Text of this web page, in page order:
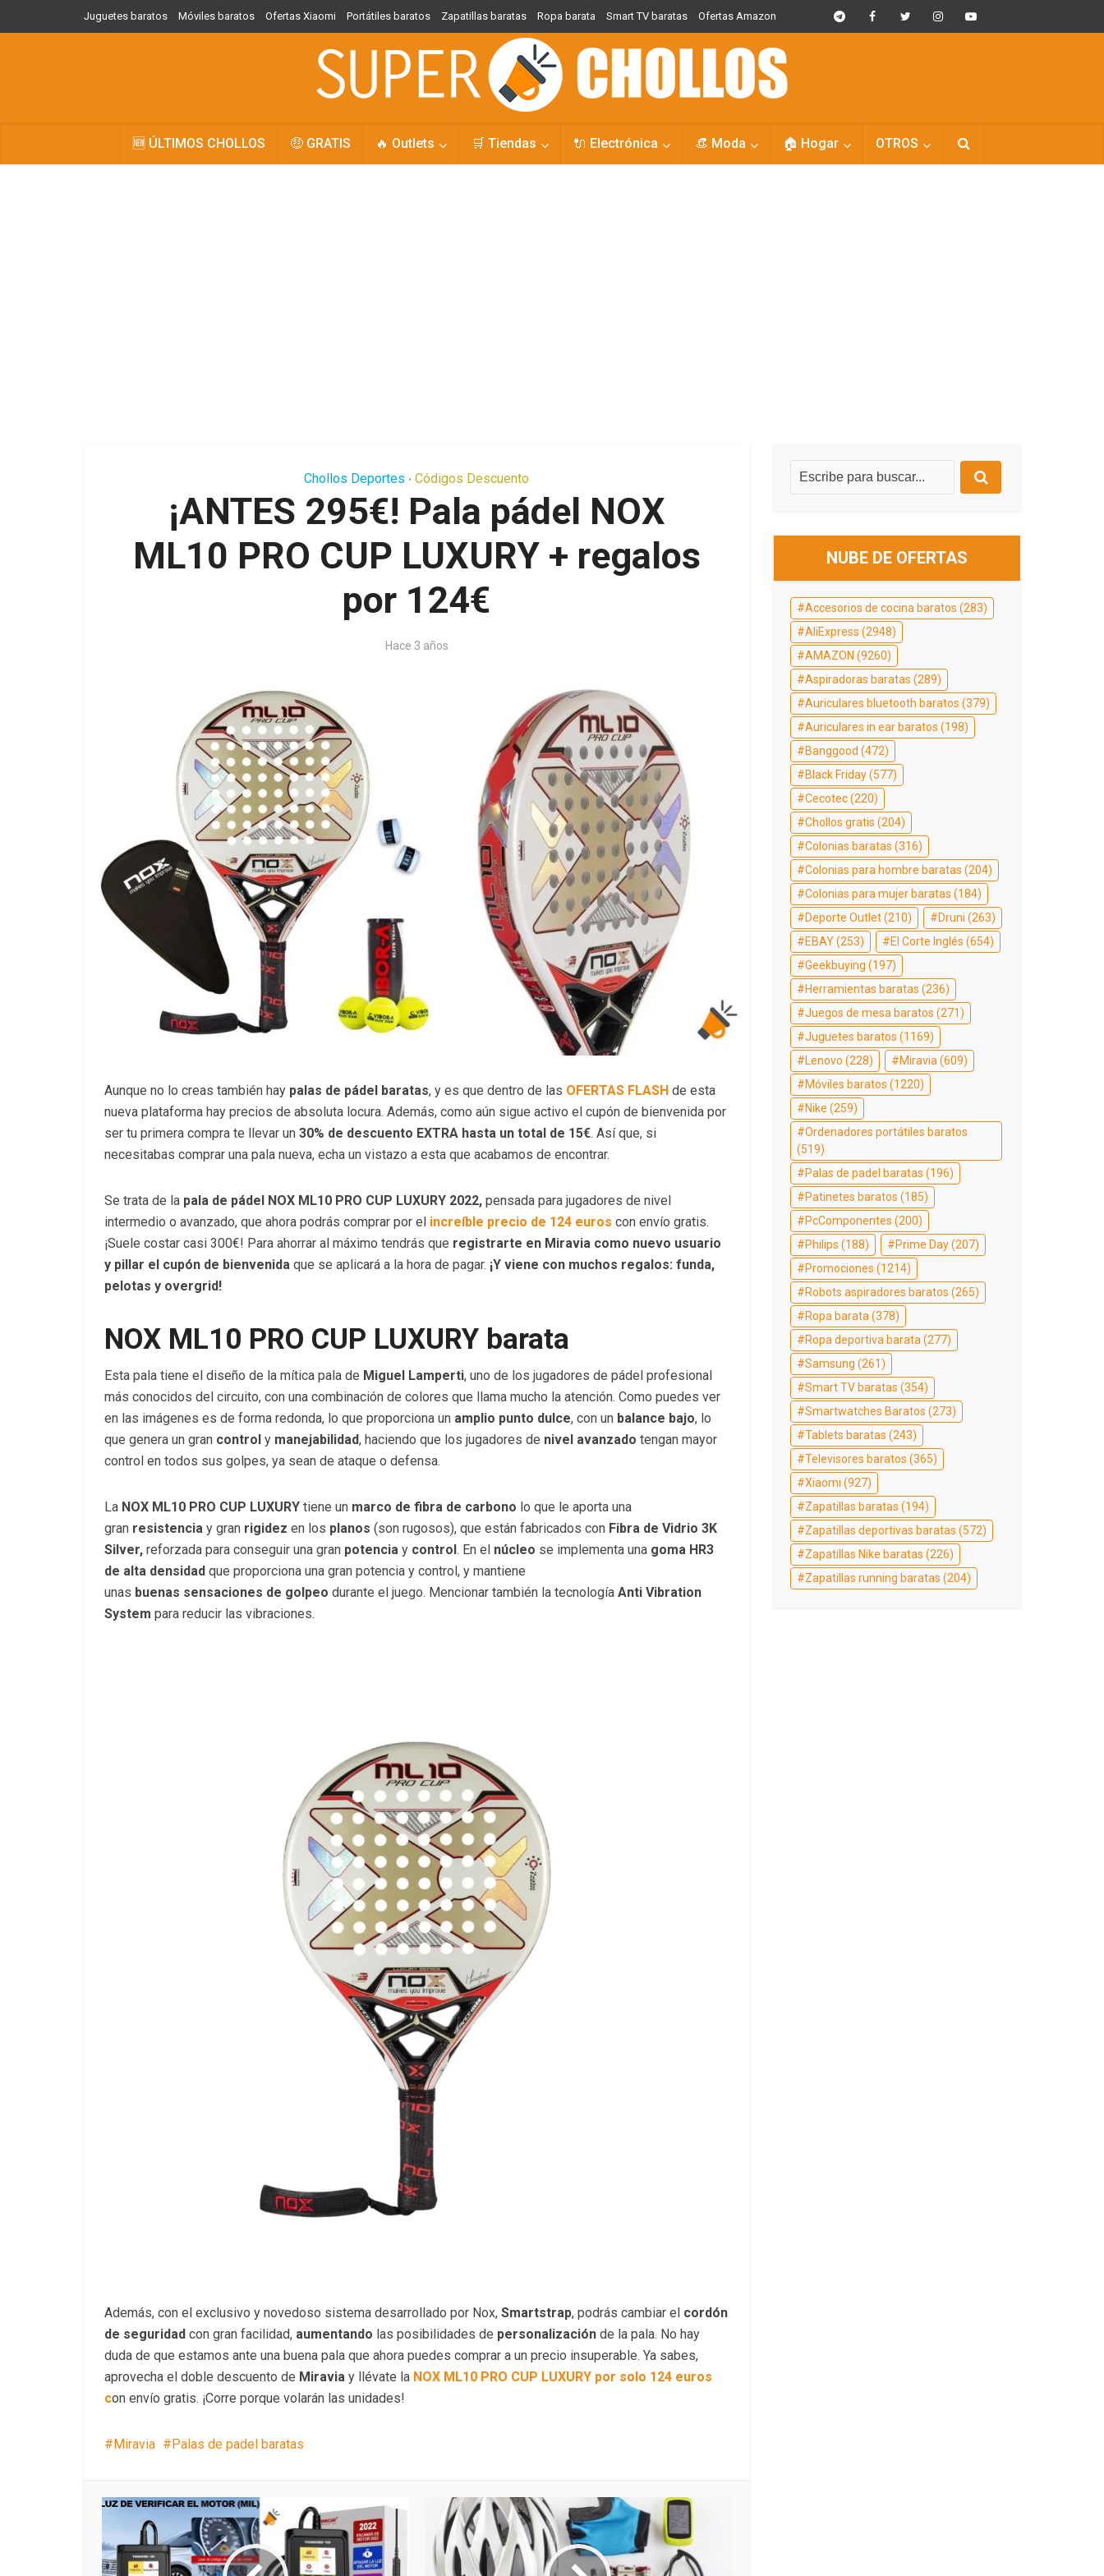
Juguetes baratos Móviles baratos Ofertas Xiaomi Portátiles baratos Zapatillas baratas Ropa barata Smart TV baratas Ofertas Amazon
🆕 ÚLTIMOS CHOLLOS 🤑 GRATIS 🔥 Outlets 🛒 Tiendas 🔌 Electrónica 👒 Moda 🏠 Hogar OTROS
Chollos Deportes • Códigos Descuento
¡ANTES 295€! Pala pádel NOX
ML10 PRO CUP LUXURY + regalos
por 124€
Hace 3 años
Aunque no lo creas también hay palas de pádel baratas, y es que dentro de las OFERTAS FLASH de esta
nueva plataforma hay precios de absoluta locura. Además, como aún sigue activo el cupón de bienvenida por
ser tu primera compra te llevar un 30% de descuento EXTRA hasta un total de 15€. Así que, si
necesitabas comprar una pala nueva, echa un vistazo a esta que acabamos de encontrar.
Se trata de la pala de pádel NOX ML10 PRO CUP LUXURY 2022, pensada para jugadores de nivel
intermedio o avanzado, que ahora podrás comprar por el increíble precio de 124 euros con envío gratis.
¡Suele costar casi 300€! Para ahorrar al máximo tendrás que registrarte en Miravia como nuevo usuario
y pillar el cupón de bienvenida que se aplicará a la hora de pagar. ¡Y viene con muchos regalos: funda,
pelotas y overgrid!
NOX ML10 PRO CUP LUXURY barata
Esta pala tiene el diseño de la mítica pala de Miguel Lamperti, uno de los jugadores de pádel profesional
más conocidos del circuito, con una combinación de colores que llama mucho la atención. Como puedes ver
en las imágenes es de forma redonda, lo que proporciona un amplio punto dulce, con un balance bajo, lo
que genera un gran control y manejabilidad, haciendo que los jugadores de nivel avanzado tengan mayor
control en todos sus golpes, ya sean de ataque o defensa.
La NOX ML10 PRO CUP LUXURY tiene un marco de fibra de carbono lo que le aporta una
gran resistencia y gran rigidez en los planos (son rugosos), que están fabricados con Fibra de Vidrio 3K
Silver, reforzada para conseguir una gran potencia y control. En el núcleo se implementa una goma HR3
de alta densidad que proporciona una gran potencia y control, y mantiene
unas buenas sensaciones de golpeo durante el juego. Mencionar también la tecnología Anti Vibration
System para reducir las vibraciones.
Además, con el exclusivo y novedoso sistema desarrollado por Nox, Smartstrap, podrás cambiar el cordón
de seguridad con gran facilidad, aumentando las posibilidades de personalización de la pala. No hay
duda de que estamos ante una buena pala que ahora puedes comprar a un precio insuperable. Ya sabes,
aprovecha el doble descuento de Miravia y llévate la NOX ML10 PRO CUP LUXURY por solo 124 euros
con envío gratis. ¡Corre porque volarán las unidades!
Miravia Palas de padel baratas
NUBE DE OFERTAS
Accesorios de cocina baratos (283)
AliExpress (2948)
AMAZON (9260)
Aspiradoras baratas (289)
Auriculares bluetooth baratos (379)
Auriculares in ear baratos (198)
Banggood (472)
Black Friday(577)
Cecotec(220)
Chollos gratis (204)
Colonias baratas (316)
Colonias para hombre baratas (204)
Colonias para mujer baratas (184)
Deporte Outlet(210) Druni (263)
EBAY(253) El Corte Inglés (654)
Geekbuying (197)
Herramientas baratas (236)
Juegos de mesa baratos (271)
Juguetes baratos (1169)
Lenovo (228) Miravia (609)
Móviles baratos (1220)
Nike (259)
Ordenadores portátiles baratos
(519)
Palas de padel baratas (196)
Patinetes baratos (185)
PcComponentes (200)
Philips (188) Prime Day(207)
Promociones (1214)
Robots aspiradores baratos (265)
Ropa barata (378)
Ropa deportiva barata (277)
Samsung (261)
Smart TV baratas (354)
Smartwatches Baratos (273)
Tablets baratas (243)
Televisores baratos (365)
Xiaomi (927)
Zapatillas baratas (194)
Zapatillas deportivas baratas (572)
Zapatillas Nike baratas (226)
Zapatillas running baratas (204)